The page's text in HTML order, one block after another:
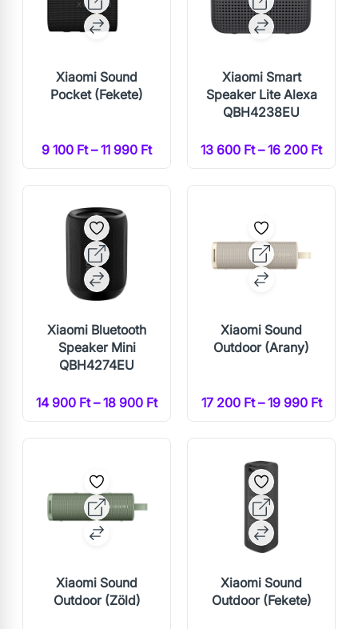
Xiaomi Sound
Pocket (Fekete)
9 100 Ft – 11 990 Ft
Xiaomi Smart
Speaker Lite Alexa
QBH4238EU
13 600 Ft – 16 200 Ft
Xiaomi Bluetooth
Speaker Mini
QBH4274EU
14 900 Ft – 18 900 Ft
Xiaomi Sound
Outdoor (Arany)
17 200 Ft – 19 990 Ft
Xiaomi Sound
Outdoor (Zöld)
Xiaomi Sound
Outdoor (Fekete)